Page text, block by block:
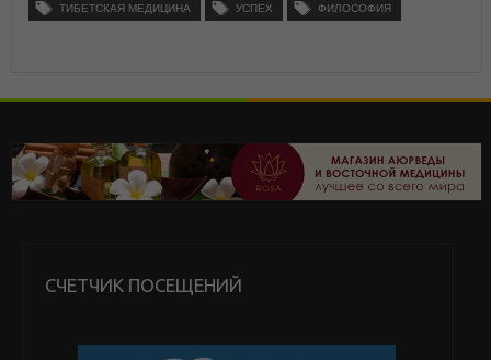
ТИБЕТСКАЯ МЕДИЦИНА УСПЕХ ФИЛОСОФИЯ
СЧЕТЧИК ПОСЕЩЕНИЙ